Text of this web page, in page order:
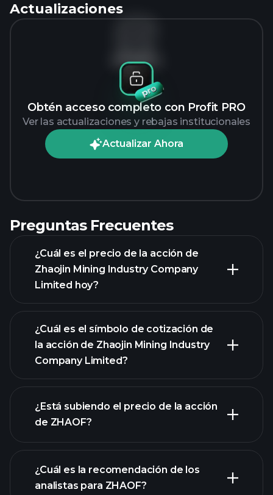
Actualizaciones
Obtén acceso completo con Profit PRO
Ver las actualizaciones y rebajas institucionales
Actualizar Ahora
Sin datos
Preguntas Frecuentes
¿Cuál es el precio de la acción de
Zhaojin Mining Industry Company
Limited hoy?
gráfico avanzado
¿Cuál es el símbolo de cotización de
la acción de Zhaojin Mining Industry
Company Limited?
¿Está subiendo el precio de la acción
de ZHAOF?
¿Cuál es la recomendación de los
analistas para ZHAOF?